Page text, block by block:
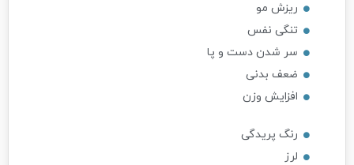
ریزش مو
تنگی نفس
سر شدن دست و پا
ضعف بدنی
افزایش وزن
رنگ پریدگی
لرز